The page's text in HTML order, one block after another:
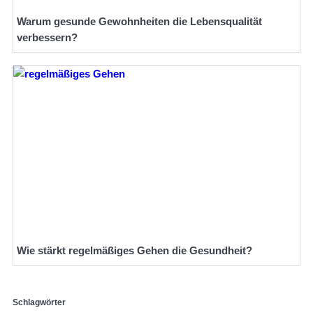
Warum gesunde Gewohnheiten die Lebensqualität
verbessern?
Wie stärkt regelmäßiges Gehen die Gesundheit?
Schlagwörter